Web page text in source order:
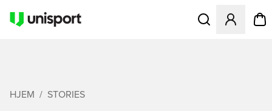
Åbner en Modal
HJEM STORIES